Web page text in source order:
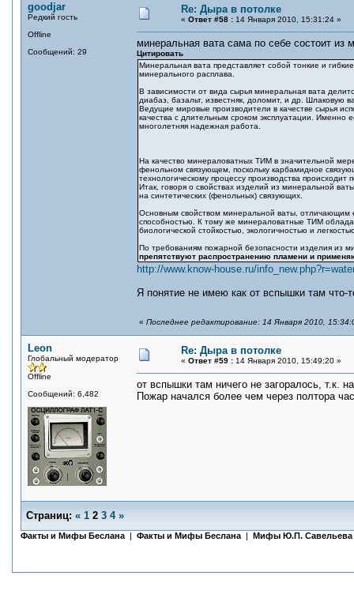
goodjar
Редкий гость
Offline
Сообщений: 29
Re: Дыра в потолке
« Ответ #58 : 14 Января 2010, 15:31:24 »
минеральная вата сама по себе состоит
Цитировать
Минеральная вата представляет собой тонкие и
минерального расплава.
В зависимости от вида сырья минеральная вата
диабаз, базальт, известняк, доломит, и др. Шлаковую
Ведущие мировые производители в качестве сырья
качества с длительным сроком эксплуатации. Именно
многолетняя надежная работа.
На качество минераловатных ТИМ в значительной
фенольном связующем, поскольку карбамидное
технологическому процессу производства
Итак, говоря о свойствах изделий из минеральной
на синтетических (фенольных) связующих.
Основным свойством минеральной ваты, отличающим
способностью. К тому же минераловатные ТИМ
биологической стойкостью, экологичностью и
По требованиям пожарной безопасности изделия из
препятствуют распространению пламени и
http://www.know-house.ru/
Я понятие не имею как от вспышки там что-
« Последнее редактирование: 14 Января 2010,
Leon
Глобальный модератор
Offline
Сообщений: 6,482
Re: Дыра в потолке
« Ответ #59 : 14 Января 2010, 15:49:20 »
от вспышки там ничего не загоралось, т.к.
Пожар начался более чем через полтора
Страниц: « 1 2 3 4 »
Факты и Мифы Беслана | Факты и Мифы Беслана | Мифы Ю.П. Савельева